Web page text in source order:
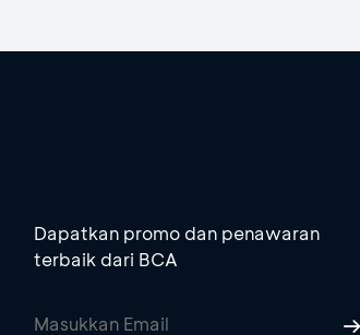
Dapatkan promo dan penawaran
terbaik dari BCA